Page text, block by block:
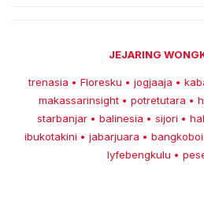
JEJARING
trenasia • Floresku • jogjaaja •
makassarinsight • potretutara •
starbanjar • balinesia • sijori •
ibukotakini • jabarjuara • bangkoboi
lyfebengkulu •